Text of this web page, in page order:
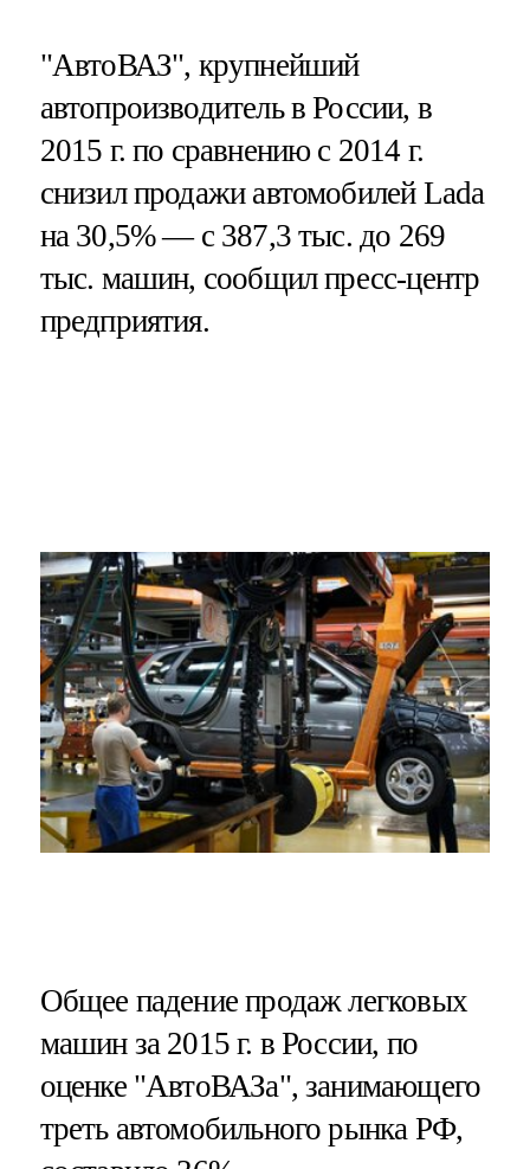
"АвтоВАЗ", крупнейший
автопроизводитель в России, в
2015 г. по сравнению с 2014 г.
снизил продажи автомобилей Lada
на 30,5% — с 387,3 тыс. до 269
тыс. машин, сообщил пресс-центр
предприятия.
Общее падение продаж легковых
машин за 2015 г. в России, по
оценке "АвтоВАЗа", занимающего
треть автомобильного рынка РФ,